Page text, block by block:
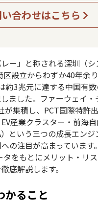
合わせはこちら
ー」と称される深圳（シ
設立からわずか40年余
約3兆元に達する中国有
ました。ファーウェイ・
が集積し、PCT国際特許
産業クラスター・前海自
という三つの成長エンジ
の注目が高まっています
をもとにメリット・リ
底解説します。
かること